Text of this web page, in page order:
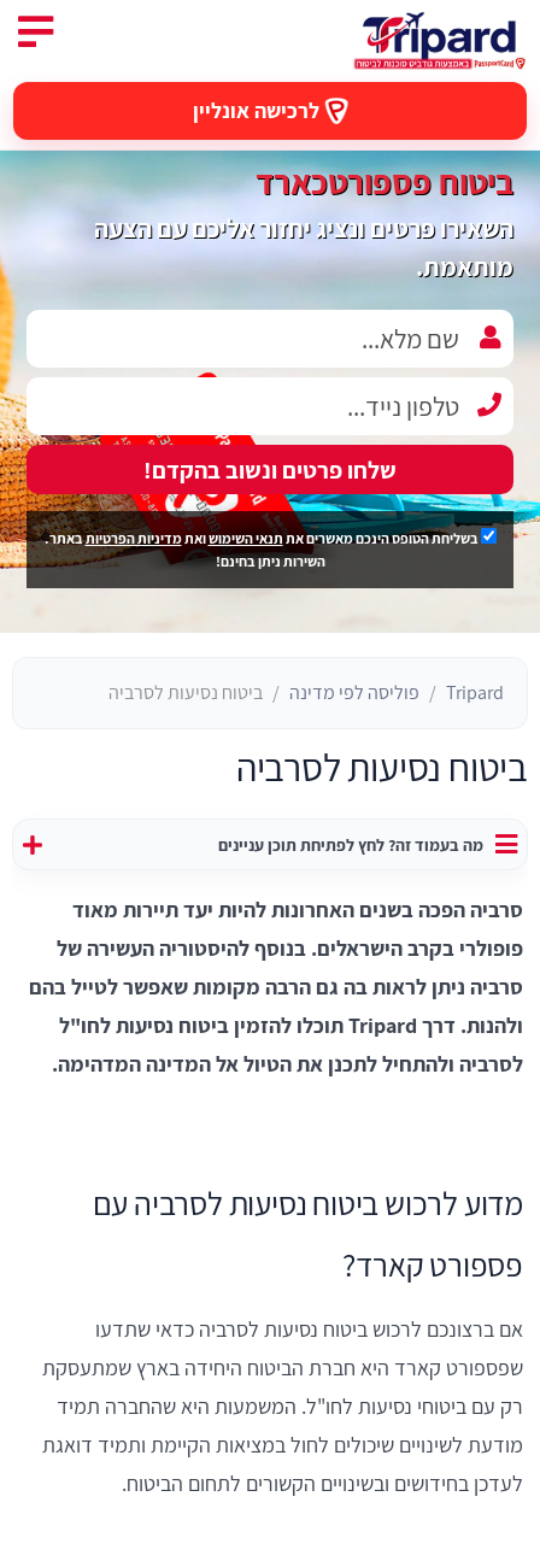
לרכישה אונליין
ביטוח פספורטכארד
השאירו פרטים ונציג יחזור אליכם עם הצעה
מותאמת.
שלחו פרטים ונשוב בהקדם!
בשליחת הטופס הינכם מאשרים אתתנאי השימושואתמדיניות הפרטיותבאתר.
השירות ניתן בחינם!
Tripard פוליסה לפי מדינה ביטוח נסיעות לסרביה
ביטוח נסיעות לסרביה
מה בעמוד זה? לחץ לפתיחת תוכן עניינים
סרביה הפכה בשנים האחרונות להיות יעד תיירות מאוד
פופולרי בקרב הישראלים. בנוסף להיסטוריה העשירה של
סרביה ניתן לראות בה גם הרבה מקומות שאפשר לטייל בהם
ולהנות. דרך Tripard תוכלו להזמין ביטוח נסיעות לחו"ל
לסרביה ולהתחיל לתכנן את הטיול אל המדינה המדהימה.
מדוע לרכוש ביטוח נסיעות לסרביה עם
פספורט קארד?
אם ברצונכם לרכוש ביטוח נסיעות לסרביה כדאי שתדעו
שפספורט קארד היא חברת הביטוח היחידה בארץ שמתעסקת
רק עם ביטוחי נסיעות לחו"ל. המשמעות היא שהחברה תמיד
מודעת לשינויים שיכולים לחול במציאות הקיימת ותמיד דואגת
לעדכן בחידושים ובשינויים הקשורים לתחום הביטוח.